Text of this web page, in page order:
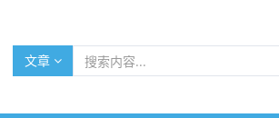
文章